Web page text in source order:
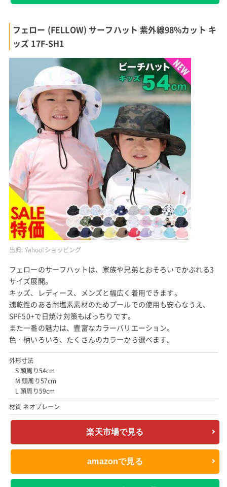
フェロー (FELLOW) サーフハット 紫外線98%カット キ
ッズ 17F-SH1
出典: Yahoo!ショッピング
フェローのサーフハットは、家族や兄弟とおそろいでかぶれる3
サイズ展開。
キッズ、レディース、メンズと幅広く着用できます。
速乾性のある耐塩素素材のためプールでの使用も安心なうえ、
SPF50+で日焼け対策もばっちりです。
また一番の魅力は、豊富なカラーバリエーション。
色・柄いろいろ、たくさんのカラーから選べます。
外形寸法
S 頭周り54cm
M 頭周り57cm
L 頭周り59cm
材質 ネオプレーン
楽天市場で見る
amazonで見る